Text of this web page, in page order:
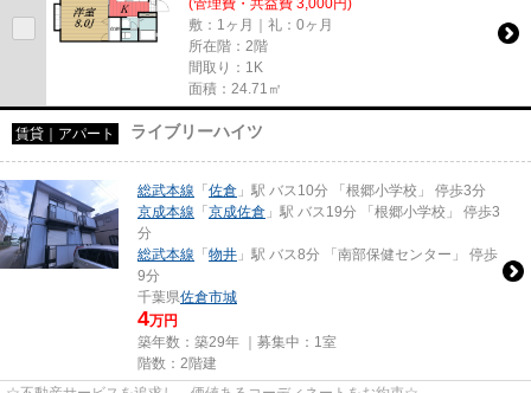
(管理費・共益費 3,000円)
敷：1ヶ月｜礼：0ヶ月
所在階：2階
間取り：1K
面積：24.71㎡
賃貸｜アパート ライブリーハイツ
総武本線 「 佐倉 」駅 バス10分 「根郷小学校」 停歩3分
京成本線 「 京成佐倉 」駅 バス19分 「根郷小学校」 停歩3
分
総武本線 「 物井 」駅 バス8分 「南部保健センター」 停歩
9分
千葉県佐倉市城
4万円
築年数：築29年 ｜募集中： 1室
階数：2階建